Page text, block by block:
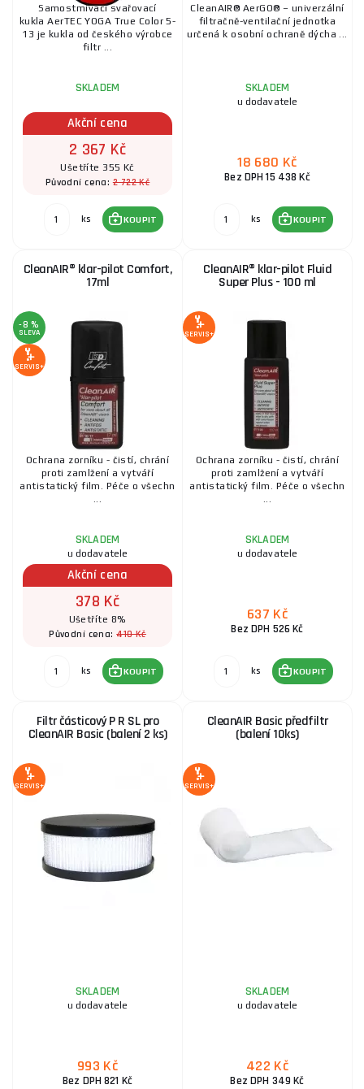
Samostmívací svařovací
kukla AerTEC YOGA True Color 5-
13 je kukla od českého výrobce
filtr ...
SKLADEM
Akční cena
2 367 Kč
Ušetříte 355 Kč
Původní cena:2 722 Kč
ks KOUPIT
CleanAIR® AerGO® – univerzální
filtračně-ventilační jednotka
určená k osobní ochraně dýcha ...
SKLADEM
u dodavatele
18 680 Kč
Bez DPH 15 438 Kč
ks KOUPIT
CleanAIR® klar-pilot Comfort,
17ml
-8 %
SLEVA
SERVIS+
Ochrana zorníku - čistí, chrání
proti zamlžení a vytváří
antistatický film. Péče o všechn
...
SKLADEM
u dodavatele
Akční cena
378 Kč
Ušetříte 8%
Původní cena:410 Kč
ks KOUPIT
CleanAIR® klar-pilot Fluid
Super Plus - 100 ml
SERVIS+
Ochrana zorníku - čistí, chrání
proti zamlžení a vytváří
antistatický film. Péče o všechn
...
SKLADEM
u dodavatele
637 Kč
Bez DPH 526 Kč
ks KOUPIT
Filtr částicový P R SL pro
CleanAIR Basic (balení 2 ks)
SERVIS+
SKLADEM
u dodavatele
993 Kč
Bez DPH 821 Kč
CleanAIR Basic předfiltr
(balení 10ks)
SERVIS+
SKLADEM
u dodavatele
422 Kč
Bez DPH 349 Kč